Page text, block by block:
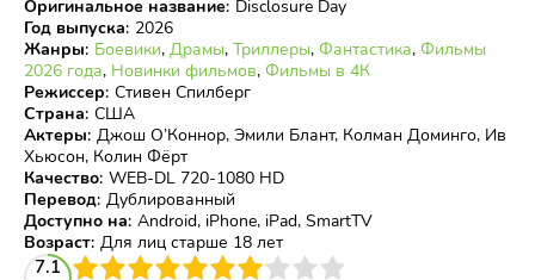
Оригинальное название: Disclosure Day
Год выпуска: 2026
Жанры: Боевики, Драмы, Триллеры, Фантастика, Фильмы
2026 года, Новинки фильмов, Фильмы в 4К
Режиссер: Стивен Спилберг
Страна: США
Актеры: Джош О’Коннор, Эмили Блант, Колман Доминго, Ив
Хьюсон, Колин Фёрт
Качество: WEB-DL 720-1080 HD
Перевод: Дублированный
Доступно на: Android, iPhone, iPad, SmartTV
Возраст: Для лиц старше 18 лет
7.1
4 5 6 7 8 9 10